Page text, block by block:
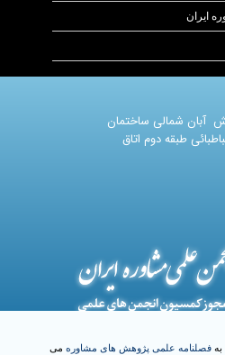
آبان شمالی ساختمان
طبقه دوم اتاق
فصلنامه علمی پژوهش های مشاورهمی